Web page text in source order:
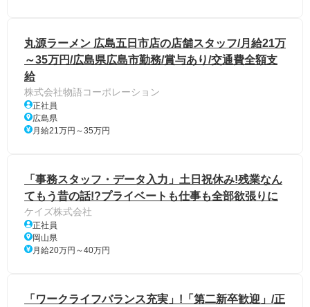
丸源ラーメン 広島五日市店の店舗スタッフ/月給21万
～35万円/広島県広島市勤務/賞与あり/交通費全額支
給
株式会社物語コーポレーション
正社員
広島県
月給21万円～35万円
「事務スタッフ・データ入力」土日祝休み!残業なん
てもう昔の話!?プライベートも仕事も全部欲張りに
ケイズ株式会社
正社員
岡山県
月給20万円～40万円
「ワークライフバランス充実」!「第二新卒歓迎」/正